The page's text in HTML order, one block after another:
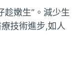
趁嫩生”。減少生
技術進步,如人